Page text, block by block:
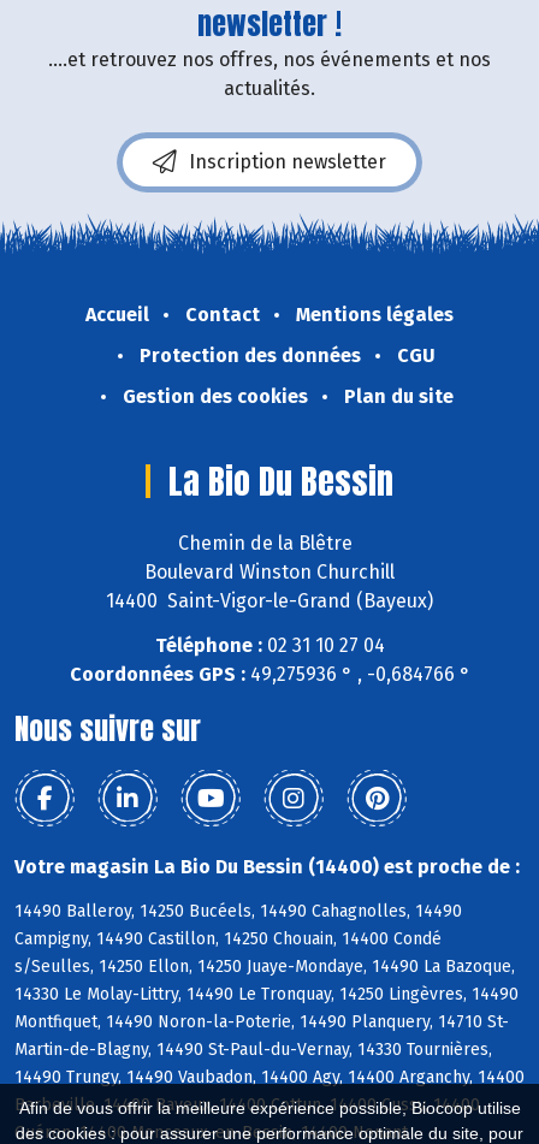
Afin de vous offrir la meilleure expérience possible, Biocoop utilise
des cookies : pour assurer une performance optimale du site, pour
newsletter !
....et retrouvez nos offres, nos événements et nos
actualités.
Inscription newsletter
Accueil Contact
Mentions légales
Protection des données
CGU
Gestion des cookies
Plan du site
La Bio Du Bessin
Chemin de la Blêtre
Boulevard Winston Churchill
14400 Saint-Vigor-le-Grand (Bayeux)
Téléphone :02 31 10 27 04
Coordonnées GPS :49,275936 ° , -0,684766 °
Nous suivre sur
Votre magasin La Bio Du Bessin (14400) est proche de :
14490 Balleroy, 14250 Bucéels, 14490 Cahagnolles, 14490
Campigny, 14490 Castillon, 14250 Chouain, 14400 Condé
s/Seulles, 14250 Ellon, 14250 Juaye-Mondaye, 14490 La Bazoque,
14330 Le Molay-Littry, 14490 Le Tronquay, 14250 Lingèvres, 14490
Montfiquet, 14490 Noron-la-Poterie, 14490 Planquery, 14710 St-
Martin-de-Blagny, 14490 St-Paul-du-Vernay, 14330 Tournières,
14490 Trungy, 14490 Vaubadon, 14400 Agy, 14400 Arganchy, 14400
Barbeville, 14400 Bayeux, 14400 Cottun, 14400 Cussy, 14400
Guéron, 14400 Monceaux-en-Bessin, 14400 Nonant